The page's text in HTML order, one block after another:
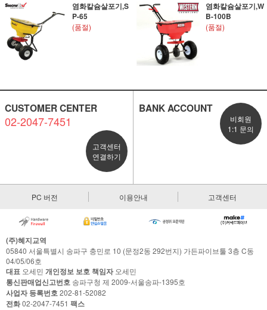
염화칼슘살포기,S
P-65
(품절)
염화칼슘살포기,W
B-100B
(품절)
CUSTOMER CENTER
02-2047-7451
고객센터
연결하기
BANK ACCOUNT
비회원
1:1 문의
PC 버전 이용안내 고객센터
(주)혜지교역
05840 서울특별시 송파구 충민로 10 (문정2동 292번지) 가든파이브툴 3층 C동
04/05/06호
대표 오세민 개인정보 보호 책임자오세민
통신판매업신고번호 송파구청 제 2009-서울송파-1395호
사업자 등록번호202-81-52082
전화02-2047-7451 팩스